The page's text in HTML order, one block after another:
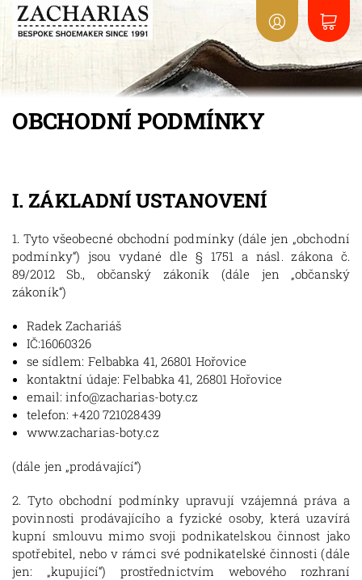
OBCHODNÍ PODMÍNKY
I. ZÁKLADNÍ USTANOVENÍ
1. Tyto všeobecné obchodní podmínky (dále jen „obchodní
podmínky“) jsou vydané dle § 1751 a násl. zákona č.
89/2012 Sb., občanský zákoník (dále jen „občanský
zákoník“)
Radek Zachariáš
IČ:16060326
se sídlem: Felbabka 41, 26801 Hořovice
kontaktní údaje: Felbabka 41, 26801 Hořovice
email: info@zacharias-boty.cz
telefon: +420 721028439
www.zacharias-boty.cz
(dále jen „prodávající“)
2. Tyto obchodní podmínky upravují vzájemná práva a
povinnosti prodávajícího a fyzické osoby, která uzavírá
kupní smlouvu mimo svoji podnikatelskou činnost jako
spotřebitel, nebo v rámci své podnikatelské činnosti (dále
jen: „kupující“) prostřednictvím webového rozhraní